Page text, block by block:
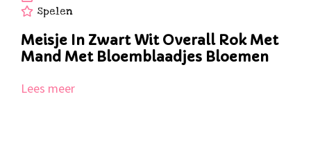
Spelen
Meisje In Zwart Wit Overall Rok Met
Mand Met Bloemblaadjes Bloemen
Lees meer